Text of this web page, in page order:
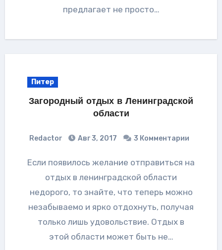
предлагает не просто…
Питер
Загородный отдых в Ленинградской
области
Redactor Авг 3, 2017 3 Комментарии
Если появилось желание отправиться на
отдых в ленинградской области
недорого, то знайте, что теперь можно
незабываемо и ярко отдохнуть, получая
только лишь удовольствие. Отдых в
этой области может быть не…